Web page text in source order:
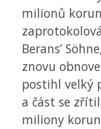
milionů
Berans’
znovu
postihl velký
a část se
miliony